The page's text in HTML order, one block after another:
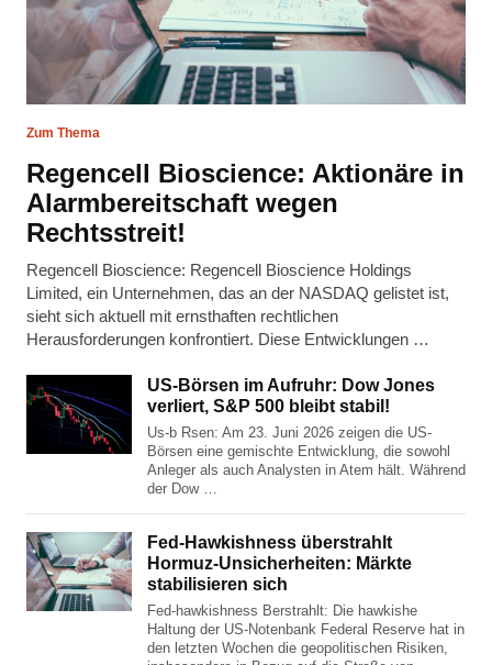
Zum Thema
Regencell Bioscience: Aktionäre in
Alarmbereitschaft wegen
Rechtsstreit!
Regencell Bioscience: Regencell Bioscience Holdings
Limited, ein Unternehmen, das an der NASDAQ gelistet ist,
sieht sich aktuell mit ernsthaften rechtlichen
Herausforderungen konfrontiert. Diese Entwicklungen …
US-Börsen im Aufruhr: Dow Jones
verliert, S&P 500 bleibt stabil!
Us-b Rsen: Am 23. Juni 2026 zeigen die US-
Börsen eine gemischte Entwicklung, die sowohl
Anleger als auch Analysten in Atem hält. Während
der Dow …
Fed-Hawkishness überstrahlt
Hormuz-Unsicherheiten: Märkte
stabilisieren sich
Fed-hawkishness Berstrahlt: Die hawkishe
Haltung der US-Notenbank Federal Reserve hat in
den letzten Wochen die geopolitischen Risiken,